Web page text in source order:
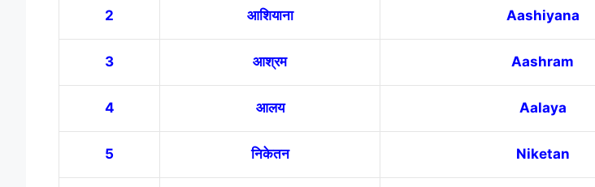
2 आशियाना Aashiyana
3 आश्रम Aashram
4 आलय Aalaya
5 निकेतन Niketan